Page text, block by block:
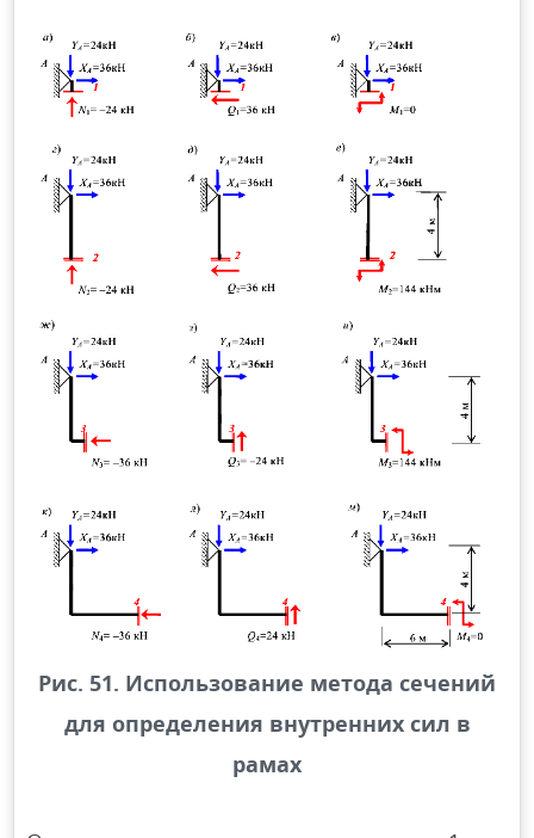
Рис. 51. Использование метода сечений
для определения внутренних сил в
рамах